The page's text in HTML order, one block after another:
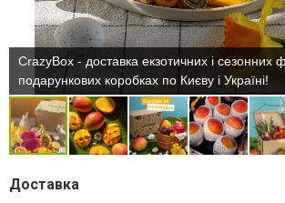
CrazyBox - доставка екзотичних і сезонних
подарункових коробках по Києву і Україні!
Доставка